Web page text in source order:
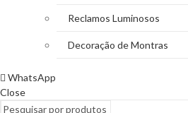
Reclamos Luminosos
Decoração de Montras
WhatsApp
Close